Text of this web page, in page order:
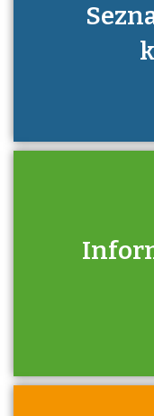
Zjistěte, jak